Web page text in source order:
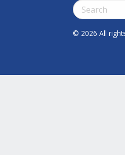
Cerca:
© 2026 All